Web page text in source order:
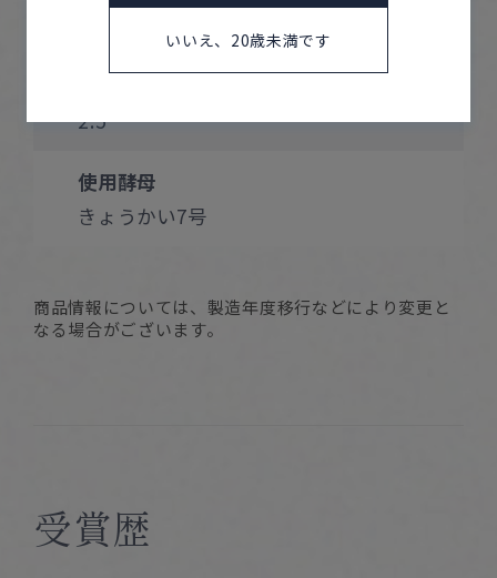
2.5
使用酵母
きょうかい7号
商品情報については、製造年度移行などにより変更と
なる場合がございます。
受賞歴
いいえ、20歳未満です